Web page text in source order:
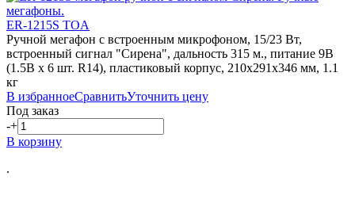
ER-1215S TOA
Ручной мегафон с встроенным микрофоном, 15/23 Вт,
встроенный сигнал "Сирена", дальность 315 м., питание 9В
(1.5В х 6 шт. R14), пластиковый корпус, 210х291х346 мм, 1.1
кг
В избранноеСравнитьУточнить цену
Под заказ
-+
В корзину
.